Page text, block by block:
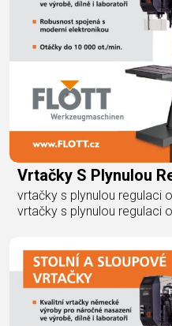
Vrtačky S Plynulou
vrtačky s plynulou regulaci
vrtačky s plynulou regulaci